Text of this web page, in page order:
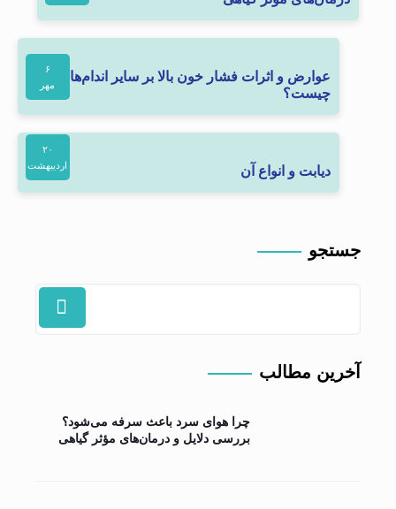
۶
مهر
عوارض و اثرات فشار خون بالا بر سایر اندام‌های بدن
چیست؟
۲۰
اردیبهشت
دیابت و انواع آن
جستجو
آخرین مطالب
چرا هوای سرد باعث سرفه می‌شود؟
بررسی دلایل و درمان‌های مؤثر گیاهی